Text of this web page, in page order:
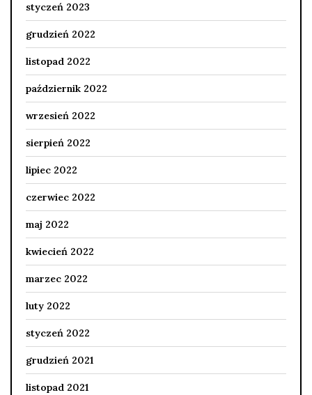
styczeń 2023
grudzień 2022
listopad 2022
październik 2022
wrzesień 2022
sierpień 2022
lipiec 2022
czerwiec 2022
maj 2022
kwiecień 2022
marzec 2022
luty 2022
styczeń 2022
grudzień 2021
listopad 2021